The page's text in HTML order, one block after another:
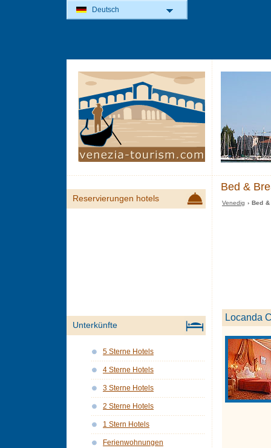
Bed &
Venedig › Bed
Locanda
Reservierungen hotels
Unterkünfte
5 Sterne Hotels
4 Sterne Hotels
3 Sterne Hotels
2 Sterne Hotels
1 Stern Hotels
Ferienwohnungen
Deutsch